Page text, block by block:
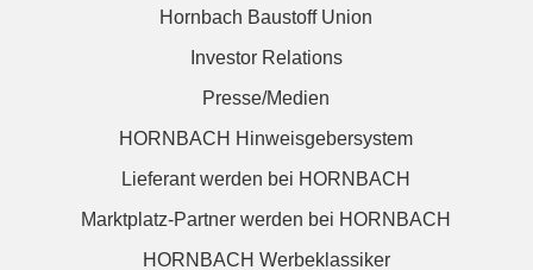
Hornbach Baustoff Union
Investor Relations
Presse/Medien
HORNBACH Hinweisgebersystem
Lieferant werden bei HORNBACH
Marktplatz-Partner werden bei HORNBACH
HORNBACH Werbeklassiker